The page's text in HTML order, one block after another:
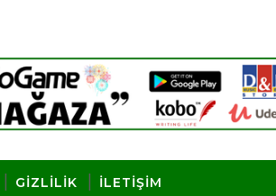
GİZLİLİK İLETİŞİM